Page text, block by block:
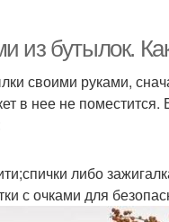
из бутылок.
своими руками,
в нее не
либо
с очками для